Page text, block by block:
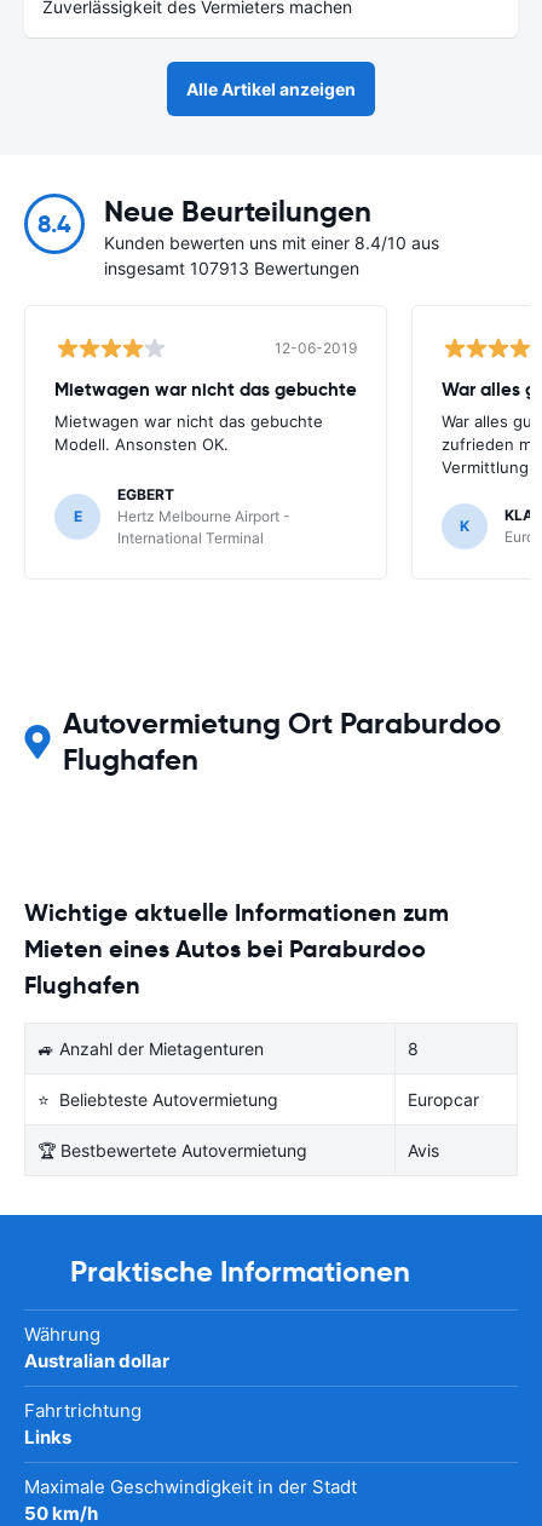
Zuverlässigkeit des Vermieters machen
Alle Artikel anzeigen
8.4 Neue Beurteilungen
Kunden bewerten uns mit einer 8.4/10 aus
insgesamt 107913 Bewertungen
12-06-2019
Mietwagen war nicht das gebuchte
Mietwagen war nicht das gebuchte
Modell. Ansonsten OK.
E
EGBERT
Hertz Melbourne Airport -
International Terminal
War alles
War alles
zufrieden
Vermittlung
K
Autovermietung Ort Paraburdoo
Flughafen
Wichtige aktuelle Informationen zum
Mieten eines Autos bei Paraburdoo
Flughafen
🚙 Anzahl der Mietagenturen 8
⭐ Beliebteste Autovermietung Europcar
🏆 Bestbewertete Autovermietung Avis
Praktische Informationen
Währung
Australian dollar
Fahrtrichtung
Links
Maximale Geschwindigkeit in der Stadt
50 km/h